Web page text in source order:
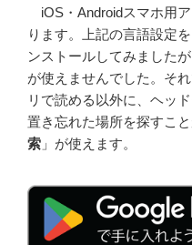
iOS・Androidスマホ用
ります。上記の言語設定
ンストールしてみました
が使えませんでした。そ
リで読める以外に、ヘッ
置き忘れた場所を探すこ
索 」が使えます。